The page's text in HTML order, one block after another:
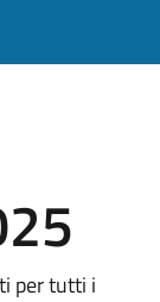
per tutti i